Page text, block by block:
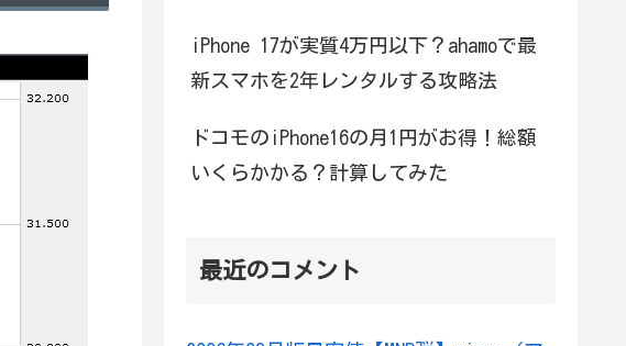
iPhone 17が実質4万円以下？ahamoで最
新スマホを2年レンタルする攻略法
ドコモのiPhone16の月1円がお得！総額
いくらかかる？計算してみた
最近のコメント